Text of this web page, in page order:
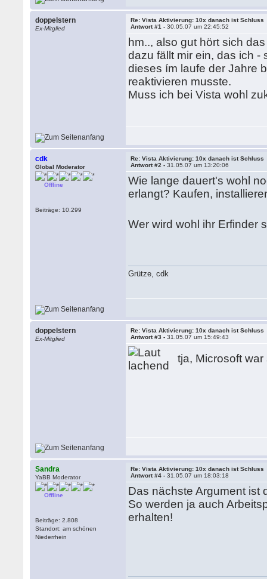
doppelstern
Ex-Mitglied
Re: Vista Aktivierung: 10x danach ist Schluss
Antwort #1 -30.05.07 um 22:45:52
hm.., also gut hört sich
dazu fällt mir ein, das ich
dieses ím laufe der Jahre
reaktivieren musste.
Muss ich bei Vista wohl
cdk
Global Moderator
Offline
Beiträge: 10.299
Re: Vista Aktivierung: 10x danach ist Schluss
Antwort #2 -31.05.07 um 13:20:06
Wie lange dauert's wohl
erlangt? Kaufen,
Wer wird wohl ihr Erfinder
Grütze, cdk
doppelstern
Ex-Mitglied
Re: Vista Aktivierung: 10x danach ist Schluss
Antwort #3 -31.05.07 um 15:49:43
tja, Microsoft
Sandra
YaBB Moderator
Offline
Beiträge: 2.808
Standort: am schönen
Niederrhein
Re: Vista Aktivierung: 10x danach ist Schluss
Antwort #4 -31.05.07 um 18:03:18
Das nächste Argument ist
So werden ja auch
erhalten!